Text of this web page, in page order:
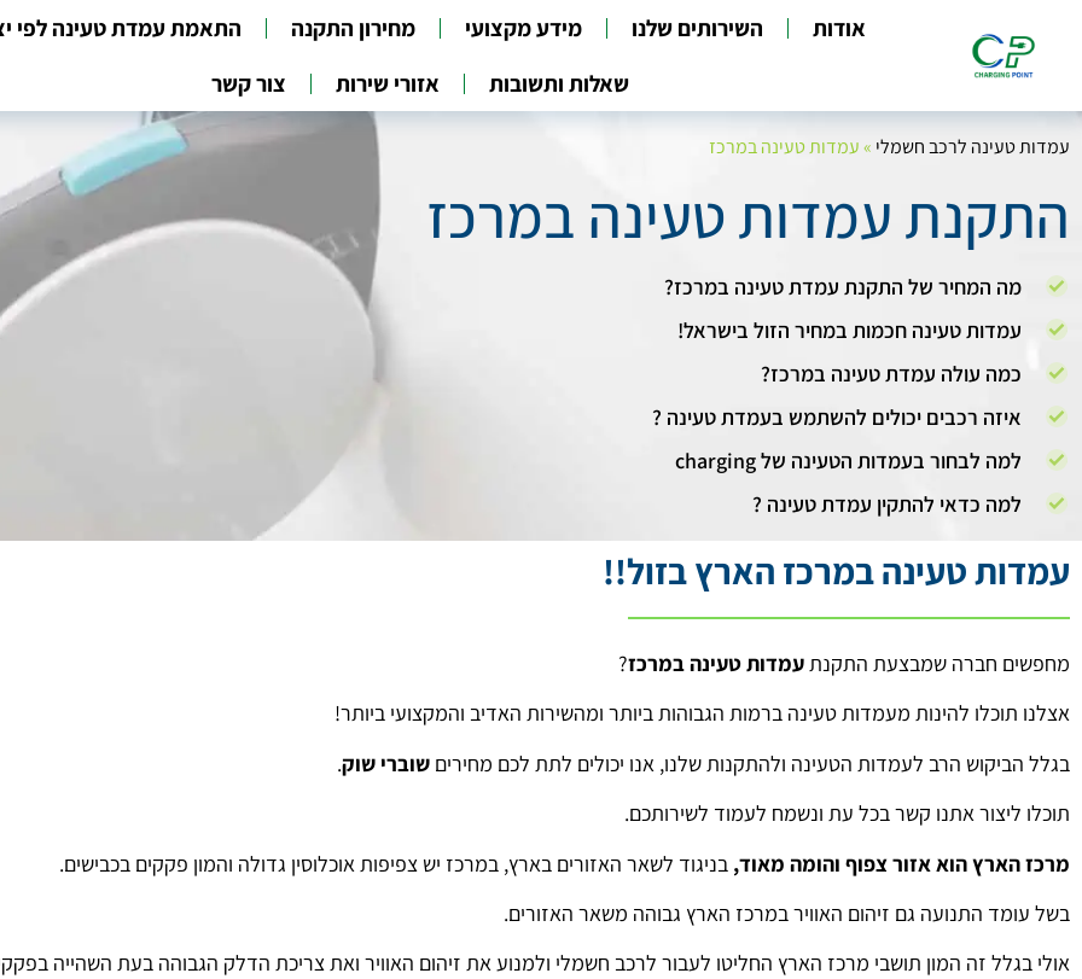
אודות השירותים שלנו מידע מקצועי מחירון התקנה
התאמת עמדת טעינה לפי
שאלות ותשובות
אזורי שירות צור קשר
עמדות טעינה לרכב חשמלי »עמדות טעינה במרכז
התקנת עמדות טעינה במרכז
מה המחיר של התקנת עמדת טעינה במרכז?
עמדות טעינה חכמות במחיר הזול בישראל!
כמה עולה עמדת טעינה במרכז?
איזה רכבים יכולים להשתמש בעמדת טעינה ?
למה לבחור בעמדות הטעינה של charging
למה כדאי להתקין עמדת טעינה ?
עמדות טעינה במרכז הארץ בזול!!
מחפשים חברה שמבצעת התקנתעמדות טעינה במרכז?
אצלנו תוכלו להינות מעמדות טעינה ברמות הגבוהות ביותר ומהשירות האדיב והמקצועי ביותר!
בגלל הביקוש הרב לעמדות הטעינה ולהתקנות שלנו, אנו יכולים לתת לכם מחירים שוברי שוק.
תוכלו ליצור אתנו קשר בכל עת ונשמח לעמוד לשירותכם.
מרכז הארץ הוא אזור צפוף והומה מאוד, בניגוד לשאר האזורים בארץ, במרכז יש צפיפות אוכלוסין גדולה והמון פקקים בכבישים.
בשל עומד התנועה גם זיהום האוויר במרכז הארץ גבוהה משאר האזורים.
אולי בגלל זה המון תושבי מרכז הארץ החליטו לעבור לרכב חשמלי ולמנוע את זיהום האוויר ואת צריכת הדלק הגבוהה בעת השהייה